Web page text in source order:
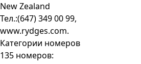
New Zealand
Тел.:(647) 349 00 99,
www.rydges.com.
Категории номеров
135 номеров: